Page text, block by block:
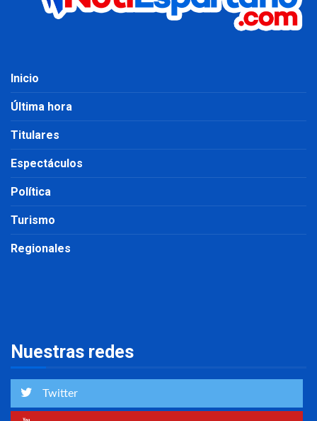
Inicio
Última hora
Titulares
Espectáculos
Política
Turismo
Regionales
Nuestras redes
Twitter